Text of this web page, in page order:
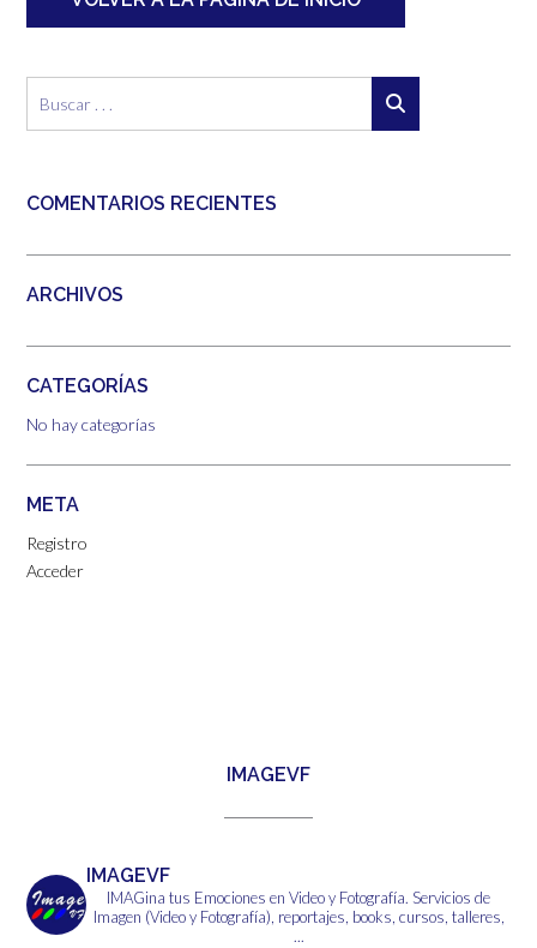
COMENTARIOS RECIENTES
ARCHIVOS
CATEGORÍAS
No hay categorías
META
Registro
Acceder
IMAGEVF
IMAGEVF
IMAGina tus Emociones en Video y Fotografía. Servicios de
Imagen (Video y Fotografía), reportajes, books, cursos, talleres,
...